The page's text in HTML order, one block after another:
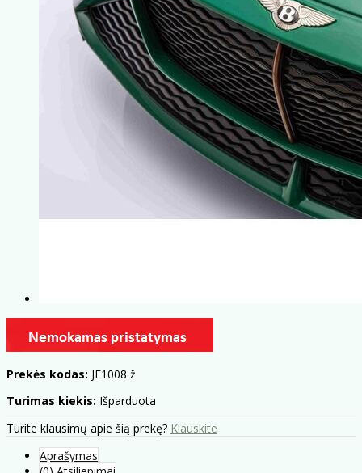
Prekės kodas: JE1008 ž
Turimas kiekis: Išparduota
Turite klausimų apie šią prekę? Klauskite
Aprašymas